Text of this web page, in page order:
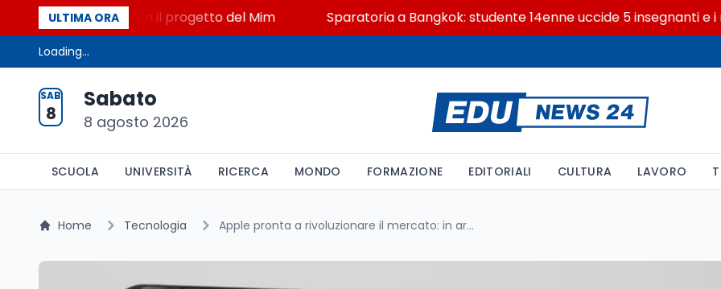
ULTIMA ORA
STEM a Lerici con il progetto del Mim Sparatoria a Bangkok: studente 14enne uccide 5 insegnanti e i nonni
Loading...
SAB
8
Sabato
8 agosto 2026
SCUOLA UNIVERSITÀ RICERCA MONDO FORMAZIONE EDITORIALI CULTURA LAVORO
Home Tecnologia Apple pronta a rivoluzionare il mercato: in arrivo un secondo smartphone pieghevole, il nuovo Apple Flip Phone